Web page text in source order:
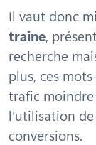
Il vaut donc
traine,
recherche
plus, ces
trafic moindre
l’utilisation
conversions.